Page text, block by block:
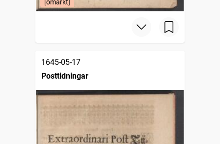
[omärkt]
1645-05-17
Posttidningar